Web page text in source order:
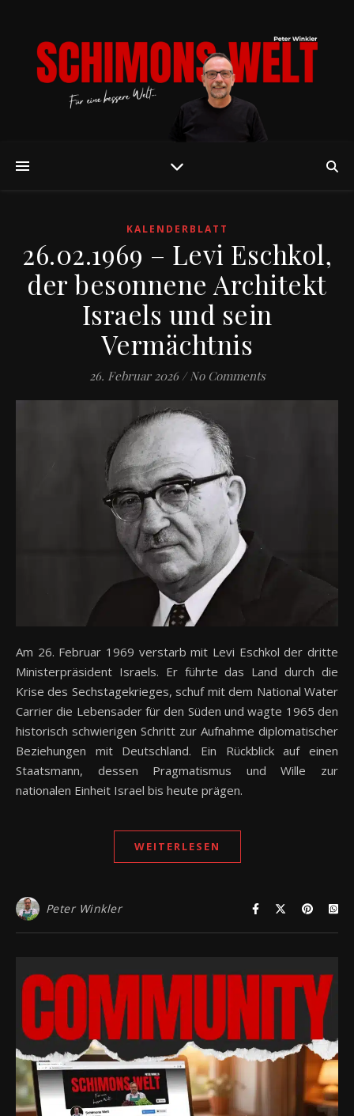
KALENDERBLATT
26.02.1969 – Levi Eschkol,
der besonnene Architekt
Israels und sein
Vermächtnis
26. Februar 2026 / No Comments
Am 26. Februar 1969 verstarb mit Levi Eschkol der dritte
Ministerpräsident Israels. Er führte das Land durch die
Krise des Sechstagekrieges, schuf mit dem National Water
Carrier die Lebensader für den Süden und wagte 1965 den
historisch schwierigen Schritt zur Aufnahme diplomatischer
Beziehungen mit Deutschland. Ein Rückblick auf einen
Staatsmann, dessen Pragmatismus und Wille zur
nationalen Einheit Israel bis heute prägen.
WEITERLESEN
Peter Winkler